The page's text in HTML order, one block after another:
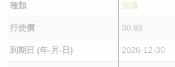
種類 認購
行使價 30.88
到期日 (年-月-日) 2026-12-30